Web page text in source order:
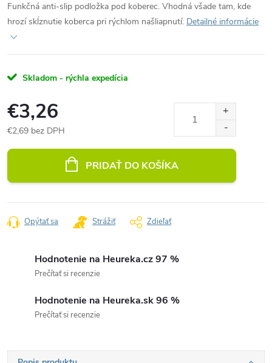
Funkčná anti-slip podložka pod koberec. Vhodná všade tam, kde
hrozí skĺznutie koberca pri rýchlom našliapnutí. Detailné informácie
Skladom - rýchla expedícia
€3,26
€2,69 bez DPH
PRIDAŤ DO KOŠÍKA
Opýtať sa Strážiť Zdieľať
Hodnotenie na Heureka.cz 97 %
Prečítať si recenzie
Hodnotenie na Heureka.sk 96 %
Prečítať si recenzie